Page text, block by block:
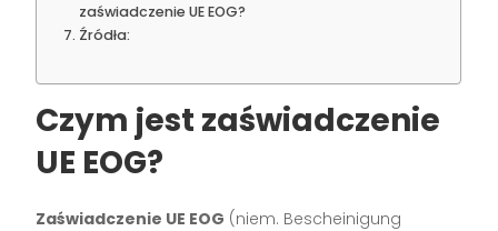
zaświadczenie UE EOG?
Źródła:
Czym jest zaświadczenie
UE EOG?
Zaświadczenie UE EOG (niem. Bescheinigung